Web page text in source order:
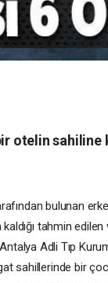
otelin
bulunan
tahmin
Adli Tıp
sahillerinde bir